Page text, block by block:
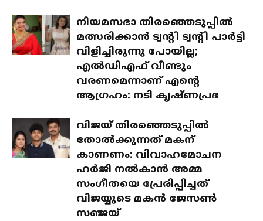
നിയമസഭാ തിരഞ്ഞെടുപ്പിൽ
മത്സരിക്കാൻ ട്വന്റി ട്വന്റി പാർട്ടി
വിളിച്ചിരുന്നു പോയില്ല;
എൽഡിഎഫ് വീണ്ടും
വരണമെന്നാണ് എന്റെ
ആഗ്രഹം: നടി കൃഷ്ണപ്രഭ
വിജയ് തിരഞ്ഞെടുപ്പിൽ
തോൽക്കുന്നത് മകന്
കാണണം: വിവാഹമോചന
ഹർജി നൽകാൻ അമ്മ
സംഗീതയെ പ്രേരിപ്പിച്ചത്
വിജയ്യുടെ മകൻ ജേസൺ
സഞ്ജയ്